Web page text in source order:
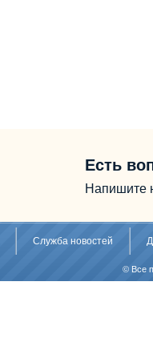
Есть
Напишите
Служба новостей
© Все